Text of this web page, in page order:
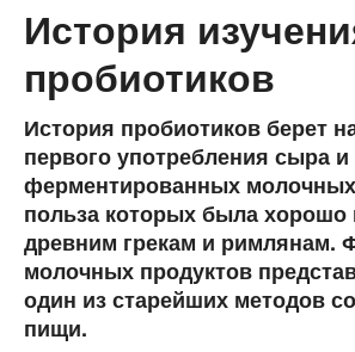
История
пробиотиков
История пробиотиков берет
первого употребления сыра и
ферментированных
польза которых была хорошо
древним грекам и римлянам.
молочных продуктов
один из старейших методов
пищи.